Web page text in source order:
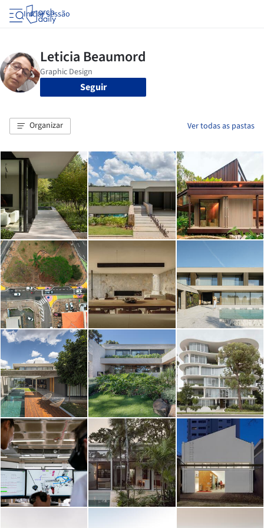
Iniciar sessão
Seguir
Organizar Ver todas as pastas